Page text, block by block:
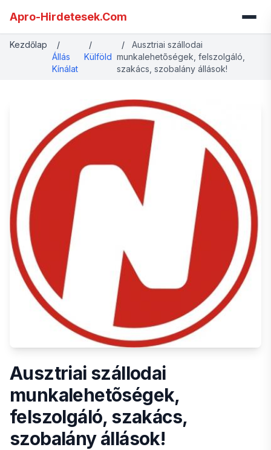
Apro-Hirdetesek.Com
Kezdőlap
/
Állás
Kínálat
/
Külföld
/
Ausztriai szállodai
munkalehetõségek, felszolgáló,
szakács, szobalány állások!
Ausztriai szállodai
munkalehetõségek,
felszolgáló, szakács,
szobalány állások!